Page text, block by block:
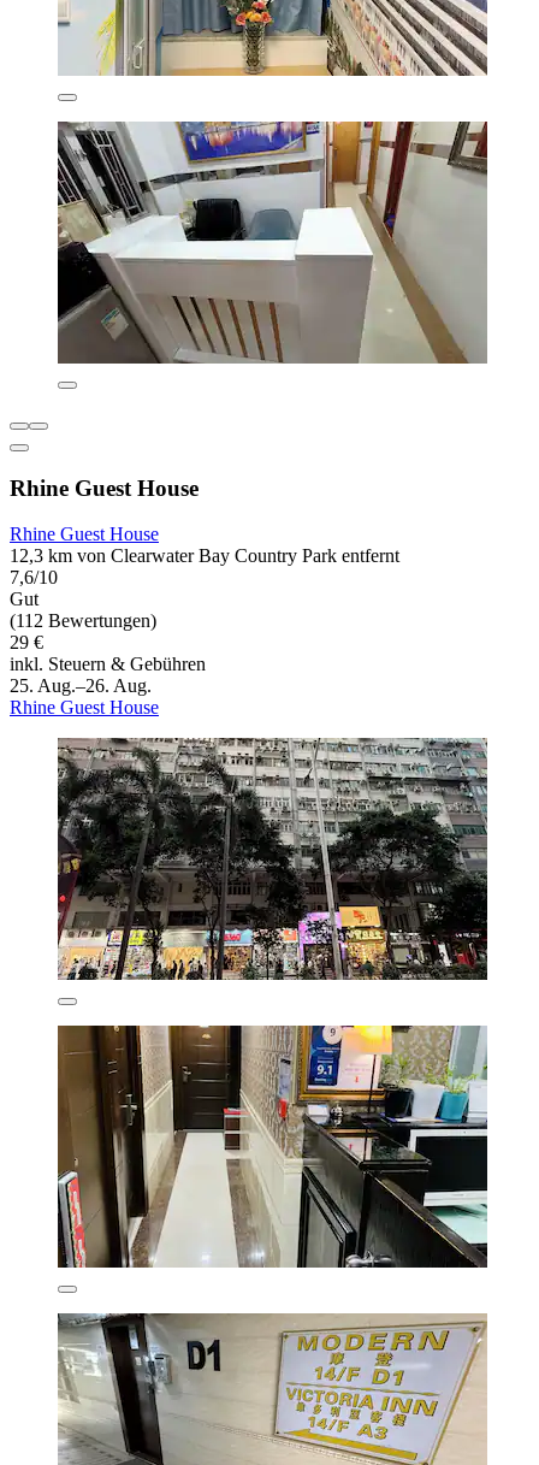
Rhine Guest House
Rhine Guest House
12,3 km von Clearwater Bay Country Park entfernt
7,6/10
Gut
(112 Bewertungen)
29 €
inkl. Steuern & Gebühren
25. Aug.–26. Aug.
Rhine Guest House